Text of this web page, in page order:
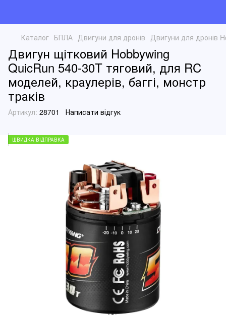
Каталог БПЛА Двигуни для дронів Двигуни для дронів
Двигун щітковий Hobbywing
QuicRun 540-30T тяговий, для RC
моделей, краулерів, баггі, монстр
траків
Артикул: 28701 Написати відгук
ШВИДКА ВІДПРАВКА